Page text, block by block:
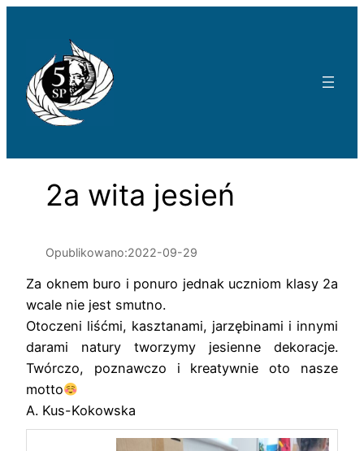
2a wita jesień
Opublikowano:2022-09-29
Za oknem buro i ponuro jednak uczniom klasy 2a
wcale nie jest smutno.
Otoczeni liśćmi, kasztanami, jarzębinami i innymi
darami natury tworzymy jesienne dekoracje.
Twórczo, poznawczo i kreatywnie oto nasze
motto
A. Kus-Kokowska